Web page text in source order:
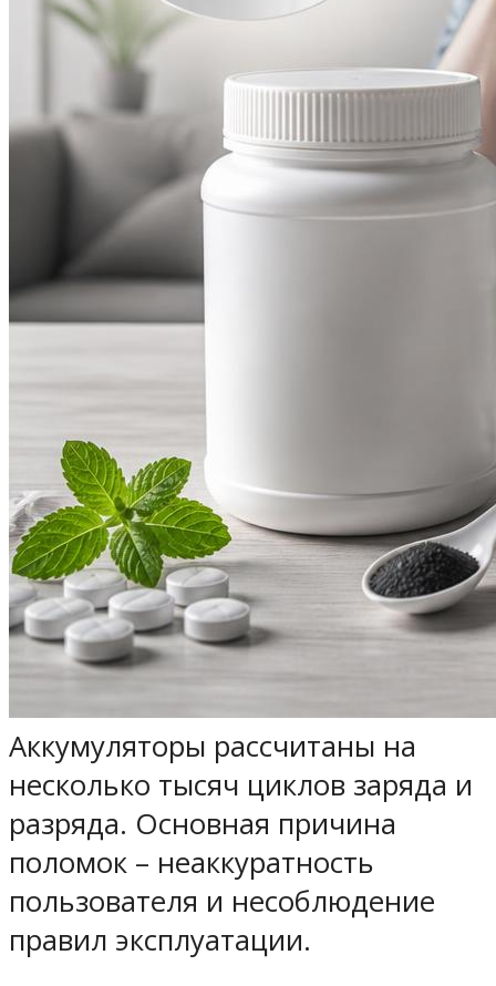
Аккумуляторы рассчитаны на
несколько тысяч циклов заряда и
разряда. Основная причина
поломок – неаккуратность
пользователя и несоблюдение
правил эксплуатации.